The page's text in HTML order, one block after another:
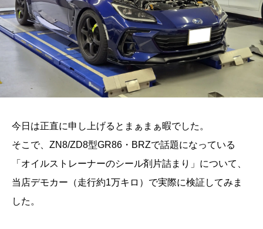
今日は正直に申し上げるとまぁまぁ暇でした。
そこで、ZN8/ZD8型GR86・BRZで話題になっている
「オイルストレーナーのシール剤片詰まり」について、
当店デモカー（走行約1万キロ）で実際に検証してみま
した。